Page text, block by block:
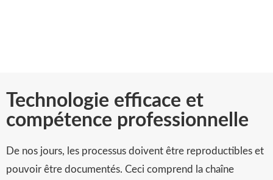
Technologie efficace et
compétence professionnelle
De nos jours, les processus doivent être reproductibles et
pouvoir être documentés. Ceci comprend la chaîne